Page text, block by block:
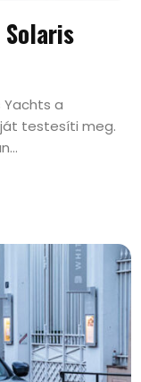
Solaris
Yachts a
testesíti meg.